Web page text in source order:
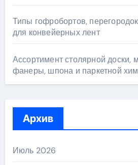
Типы гофробортов,
для конвейерных лент
Ассортимент столярной доски,
фанеры, шпона и паркетной
Архив
Июль 2026